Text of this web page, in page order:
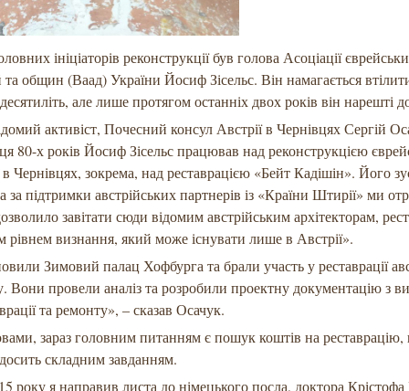
ініціаторів реконструкції був голова Асоціації
та общин (Ваад) України Йосиф Зісельс. Він намагається
але лише протягом останніх двох років він нарешті
активіст, Почесний консул Австрії в Чернівцях Сергій
80-х років Йосиф Зісельс працював над реконструкцією
Чернівцях, зокрема, над реставрацією «Бейт Кадішін». Його
за підтримки австрійських партнерів із «Країни Штирії» ми
завітати сюди відомим австрійським архітекторам,
визнання, який може існувати лише в Австрії».
Зимовий палац Хофбурга та брали участь у реставрації
Вони провели аналіз та розробили проектну документацію з
та ремонту», – сказав Осачук.
зараз головним питанням є пошук коштів на
складним завданням.
року я направив листа до німецького посла, доктора Крістофа